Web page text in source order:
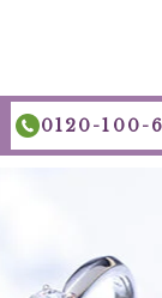
0120-100-